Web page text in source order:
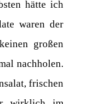
hätte ich
waren der
großen
nachholen.
frischen